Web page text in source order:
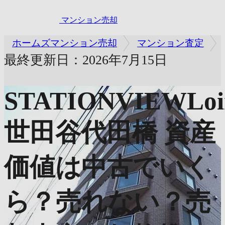
マンション売却
ホームズマンション売却 マンション査定
最終更新日：2026年7月15日
世田谷代田橋 資産
価値は中古でいく
ら？売れない？売